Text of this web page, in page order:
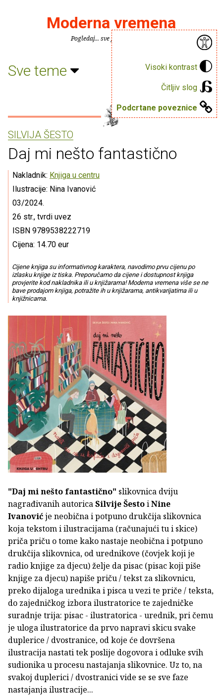
Visoki kontrast
Čitljiv slog
Podcrtane poveznice
Moderna vremena
Pogledaj... sve je puno knjiga.
Sve teme
SILVIJA ŠESTO
Daj mi nešto fantastično
Nakladnik: Knjiga u centru
Ilustracije: Nina Ivanović
03/2024.
26 str., tvrdi uvez
ISBN 9789538222719
Cijena: 14.70 eur
Cijene knjiga su informativnog karaktera, navodimo prvu cijenu po
izlasku knjige iz tiska. Preporučamo da cijene i dostupnost knjiga
provjerite kod nakladnika ili u knjižarama! Moderna vremena više se ne
bave prodajom knjiga, potražite ih u knjižarama, antikvarijatima ili u
knjižnicama.
"Daj mi nešto fantastično" slikovnica dviju
nagrađivanih autoricaSilvije ŠestoiNine
Ivanovićje neobična i potpuno drukčija slikovnica
koja tekstom i ilustracijama (računajući tu i skice)
priča priču o tome kako nastaje neobična i potpuno
drukčija slikovnica, od urednikove (čovjek koji je
radio knjige za djecu) želje da pisac (pisac koji piše
knjige za djecu) napiše priču / tekst za slikovnicu,
preko dijaloga urednika i pisca u vezi te priče / teksta,
do zajedničkog izbora ilustratorice te zajedničke
suradnje trija: pisac - ilustratorica - urednik, pri čemu
je uloga ilustratorice da prvo napravi skicu svake
duplerice / dvostranice, od koje će dovršena
ilustracija nastati tek poslije dogovora i odluke svih
sudionika u procesu nastajanja slikovnice. Uz to, na
svakoj duplerici / dvostranici vide se se sve faze
nastajanja ilustracije...